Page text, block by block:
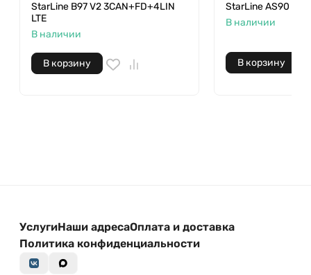
StarLine B97 V2 3CAN+FD+4LIN
LTE
В наличии
В корзину
StarLine AS90 ECO
В наличии
В корзину
УслугиНаши адресаОплата и доставка
Политика конфиденциальности